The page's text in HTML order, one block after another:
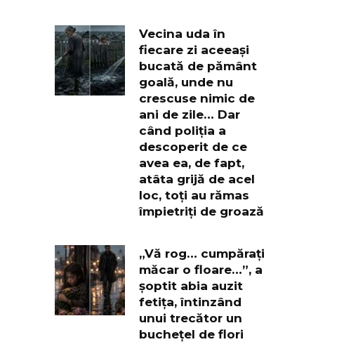
Vecina uda în
fiecare zi aceeași
bucată de pământ
goală, unde nu
crescuse nimic de
ani de zile… Dar
când poliția a
descoperit de ce
avea ea, de fapt,
atâta grijă de acel
loc, toți au rămas
împietriți de groază
„Vă rog… cumpărați
măcar o floare…”, a
șoptit abia auzit
fetița, întinzând
unui trecător un
buchețel de flori